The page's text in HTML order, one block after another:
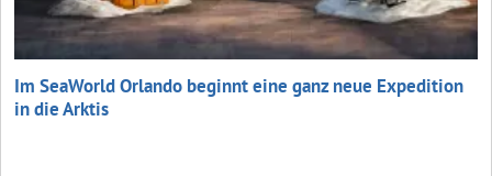
Im SeaWorld Orlando beginnt eine ganz neue Expedition
in die Arktis